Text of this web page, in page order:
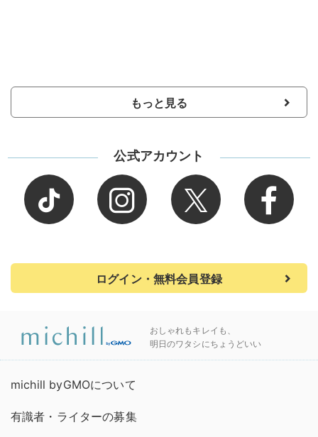
もっと見る
公式アカウント
ログイン・無料会員登録
おしゃれもキレイも、
明日のワタシにちょうどいい
michill byGMOについて
有識者・ライターの募集